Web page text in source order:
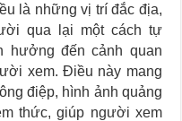
là những vị trí đắc địa,
qua lại một cách tự
hưởng đến cảnh quan
xem. Điều này mang
điệp, hình ảnh quảng
thức, giúp người xem